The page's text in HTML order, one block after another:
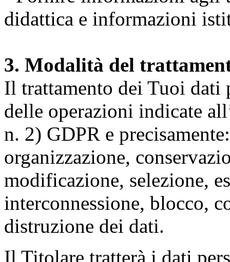
didattica e informazioni
3. Modalità del
Il trattamento dei Tuoi dati
delle operazioni indicate
n. 2) GDPR e
organizzazione,
modificazione, selezione,
interconnessione, blocco,
distruzione dei dati.
Il Titolare tratterà i dati